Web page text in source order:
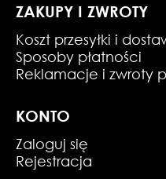
ZAKUPY I ZWROTY
Koszt przesyłki i
Sposoby płatności
Reklamacje i zwroty
KONTO
Zaloguj się
Rejestracja